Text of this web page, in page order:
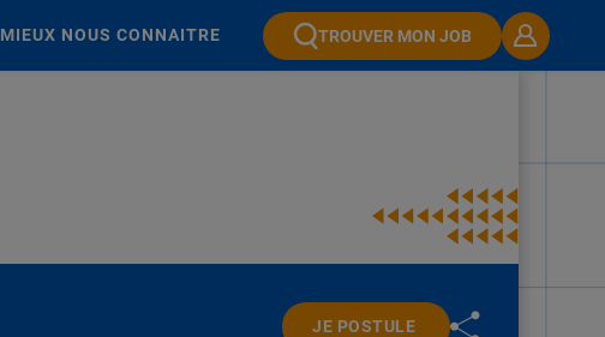
MIEUX NOUS CONNAITRE TROUVER MON JOB
JE POSTULE